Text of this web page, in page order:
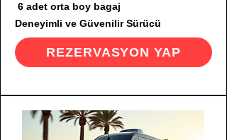
6 adet orta boy bagaj
Deneyimli ve Güvenilir Sürücü
REZERVASYON YAP